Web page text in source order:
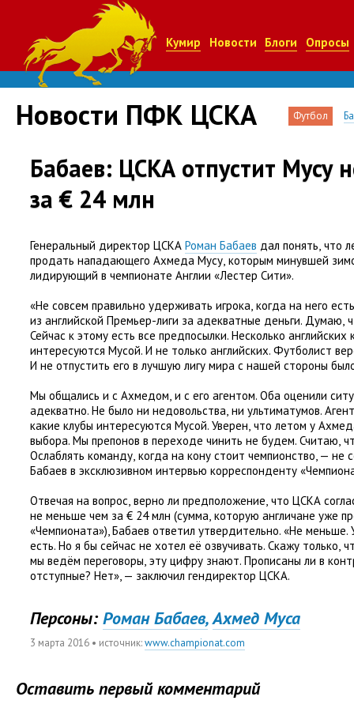
Кумир Новости Блоги Опросы
Новости ПФК ЦСКА Футбол
Бабаев: ЦСКА отпустит Мусу
за € 24 млн
Генеральный директор ЦСКА Роман Бабаев дал понять, что
продать нападающего Ахмеда Мусу, которым минувшей
лидирующий в чемпионате Англии «Лестер Сити».
«Не совсем правильно удерживать игрока, когда на него
из английской Премьер-лиги за адекватные деньги. Думаю,
Сейчас к этому есть все предпосылки. Несколько английских
интересуются Мусой. И не только английских. Футболист
И не отпустить его в лучшую лигу мира с нашей стороны
Мы общались и с Ахмедом, и с его агентом. Оба оценили
адекватно. Не было ни недовольства, ни ультиматумов.
какие клубы интересуются Мусой. Уверен, что летом у
выбора. Мы препонов в переходе чинить не будем. Считаю,
Ослаблять команду, когда на кону стоит чемпионство, — не
Бабаев в эксклюзивном интервью корреспонденту «
Отвечая на вопрос, верно ли предположение, что ЦСКА
не меньше чем за € 24 млн (сумма, которую англичане уже
«Чемпионата»), Бабаев ответил утвердительно. «Не
есть. Но я бы сейчас не хотел её озвучивать. Скажу только,
мы ведём переговоры, эту цифру знают. Прописаны ли в
отступные? Нет», — заключил гендиректор ЦСКА.
Персоны: Роман Бабаев, Ахмед Муса
3 марта 2016 • источник:www.championat.com
Оставить первый комментарий